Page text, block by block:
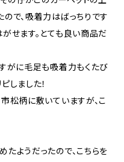
で、吸着力はばっちりです
せます。とても良い商品だ
がに毛足も吸着力もくたび
しました！
松柄に敷いていますが、こ
ようだったので、こちらを